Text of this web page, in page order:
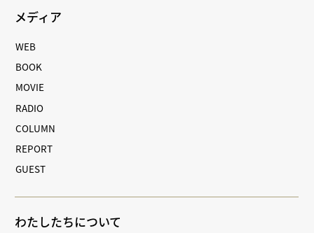
メディア
WEB
BOOK
MOVIE
RADIO
COLUMN
REPORT
GUEST
わたしたちについて